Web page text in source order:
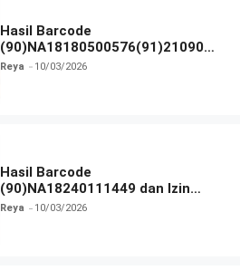
Hasil Barcode
(90)NA18180500576(91)210906
dan Izin BPOM
Reya 10/03/2026
Hasil Barcode
(90)NA18240111449 dan Izin
BPOM
Reya 10/03/2026